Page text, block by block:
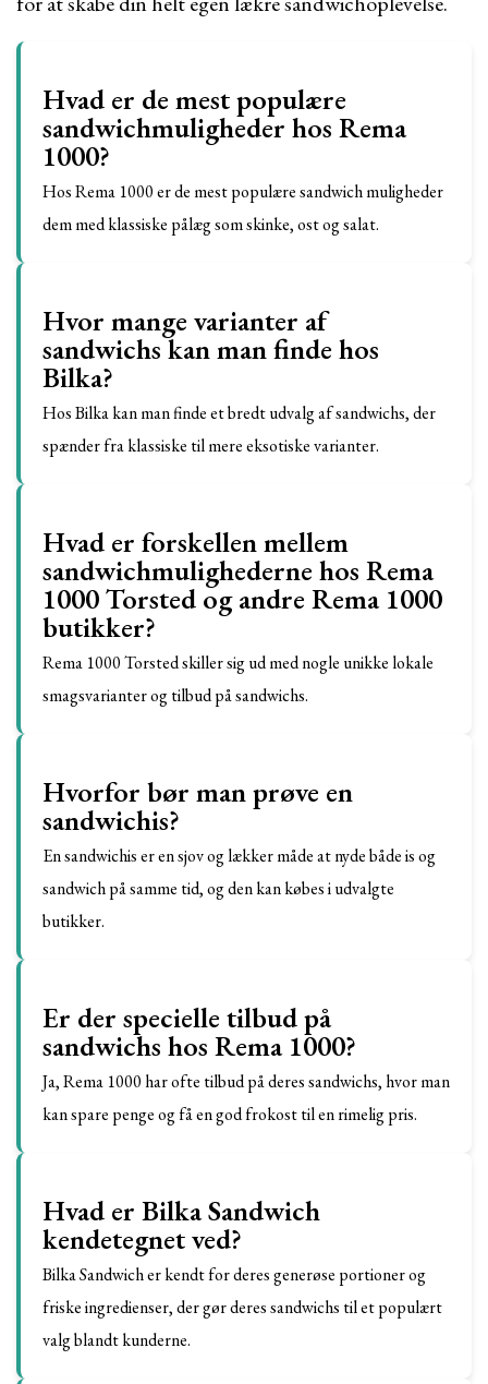
Hvad er de mest populære
sandwichmuligheder hos Rema
1000?
Hos Rema 1000 er de mest populære sandwich muligheder
dem med klassiske pålæg som skinke, ost og salat.
Hvor mange varianter af
sandwichs kan man finde hos
Bilka?
Hos Bilka kan man finde et bredt udvalg af sandwichs, der
spænder fra klassiske til mere eksotiske varianter.
Hvad er forskellen mellem
sandwichmulighederne hos Rema
1000 Torsted og andre Rema 1000
butikker?
Rema 1000 Torsted skiller sig ud med nogle unikke lokale
smagsvarianter og tilbud på sandwichs.
Hvorfor bør man prøve en
sandwichis?
En sandwichis er en sjov og lækker måde at nyde både is og
sandwich på samme tid, og den kan købes i udvalgte
butikker.
Er der specielle tilbud på
sandwichs hos Rema 1000?
Ja, Rema 1000 har ofte tilbud på deres sandwichs, hvor man
kan spare penge og få en god frokost til en rimelig pris.
Hvad er Bilka Sandwich
kendetegnet ved?
Bilka Sandwich er kendt for deres generøse portioner og
friske ingredienser, der gør deres sandwichs til et populært
valg blandt kunderne.